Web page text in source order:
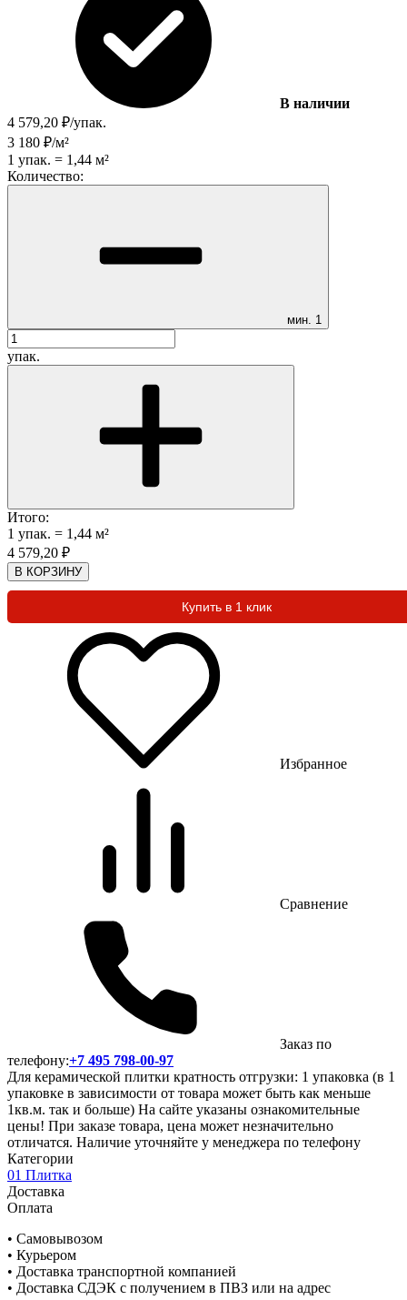
В наличии
4 579,20 ₽/упак.
3 180 ₽/м²
1 упак. = 1,44 м²
Количество:
мин. 1
упак.
Итого:
1 упак. = 1,44 м²
4 579,20 ₽
В КОРЗИНУ
Купить в 1 клик
Избранное
Сравнение
Заказ по
телефону:+7 495 798-00-97
Для керамической плитки кратность отгрузки: 1 упаковка (в 1
упаковке в зависимости от товара может быть как меньше
1кв.м. так и больше) На сайте указаны ознакомительные
цены! При заказе товара, цена может незначительно
отличатся. Наличие уточняйте у менеджера по телефону
Категории
01 Плитка
Доставка
Оплата
• Самовывозом
• Курьером
• Доставка транспортной компанией
• Доставка СДЭК с получением в ПВЗ или на адрес